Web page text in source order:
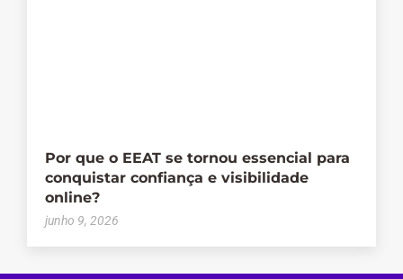
Por que o EEAT se tornou essencial para
conquistar confiança e visibilidade
online?
junho 9, 2026